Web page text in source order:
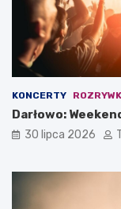
KONCERTY
Darłowo:
30 lipca 2026